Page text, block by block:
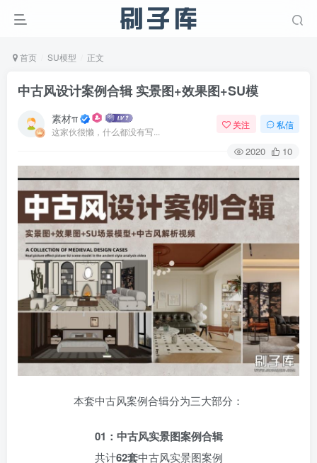
首页 SU模型 正文
中古风设计案例合辑 实景图+效果图+SU模
素材π
这家伙很懒，什么都没有写...
关注 私信
2020 10
本套中古风案例合辑分为三大部分：
01：中古风实景图案例合辑
共计62套中古风实景图案例